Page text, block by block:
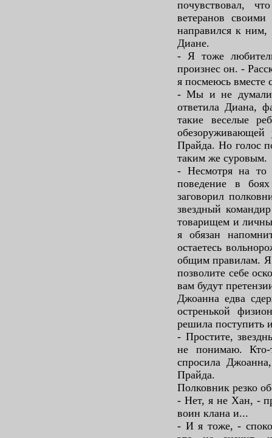
почувствовал,
ветеранов
направился к
Диане.
- Я тоже
произнес он. -
я посмеюсь вместе
- Мы и не думали
ответила Диана,
такие веселые
обезоруживающей
Прайда. Но голос
таким же суровым.
- Несмотря на то
поведение в
заговорил
звездный
товарищем и
я обязан
остаетесь
общим правилам. Я
позволите себе
вам будут
Джоанна едва
остренькой
решила поступить
- Простите,
не понимаю.
спросила
Прайда.
Полковник резко
- Нет, я не Хан, -
воин клана и...
- И я тоже, -